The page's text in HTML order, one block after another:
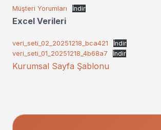
Müşteri Yorumları İndir
Excel Verileri
veri_seti_02_20251218_bca421
İndir
veri_seti_01_20251218_4b68a7
İndir
Kurumsal Sayfa Şablonu